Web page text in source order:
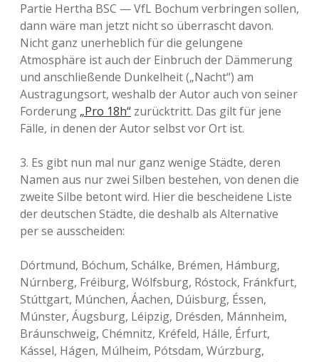
Partie Hertha BSC — VfL Bochum verbringen sollen,
dann wäre man jetzt nicht so überrascht davon.
Nicht ganz unerheblich für die gelungene
Atmosphäre ist auch der Einbruch der Dämmerung
und anschließende Dunkelheit („Nacht“) am
Austragungsort, weshalb der Autor auch von seiner
Forderung „Pro 18h“ zurücktritt. Das gilt für jene
Fälle, in denen der Autor selbst vor Ort ist.
3. Es gibt nun mal nur ganz wenige Städte, deren
Namen aus nur zwei Silben bestehen, von denen die
zweite Silbe betont wird. Hier die bescheidene Liste
der deutschen Städte, die deshalb als Alternative
per se ausscheiden:
Dórtmund, Bóchum, Schálke, Brémen, Hámburg,
Núrnberg, Fréiburg, Wólfsburg, Róstock, Fránkfurt,
Stúttgart, Múnchen, Áachen, Dúisburg, Éssen,
Múnster, Áugsburg, Léipzig, Drésden, Mánnheim,
Bráunschweig, Chémnitz, Kréfeld, Hálle, Érfurt,
Kássel, Hágen, Múlheim, Pótsdam, Wúrzburg,